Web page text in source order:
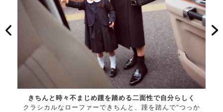
きちんと時々不まじめ踵を踏める二面性で自分らしく
クラシカルなローファーできちんと、踵を踏んで“つっか